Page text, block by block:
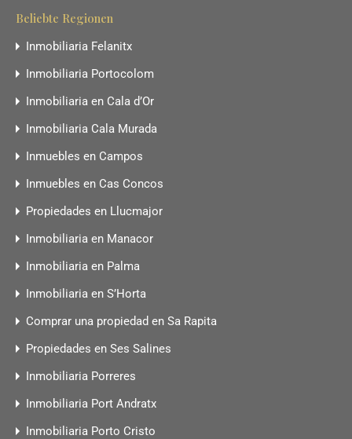
Beliebte Regionen
Inmobiliaria Felanitx
Inmobiliaria Portocolom
Inmobiliaria en Cala d’Or
Inmobiliaria Cala Murada
Inmuebles en Campos
Inmuebles en Cas Concos
Propiedades en Llucmajor
Inmobiliaria en Manacor
Inmobiliaria en Palma
Inmobiliaria en S’Horta
Comprar una propiedad en Sa Rapita
Propiedades en Ses Salines
Inmobiliaria Porreres
Inmobiliaria Port Andratx
Inmobiliaria Porto Cristo